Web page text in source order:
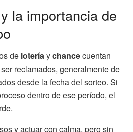
la importancia de
de loteríaychancecuentan
reclamados, generalmente de
desde la fecha del sorteo. Si
dentro de ese período, el
y actuar con calma, pero sin